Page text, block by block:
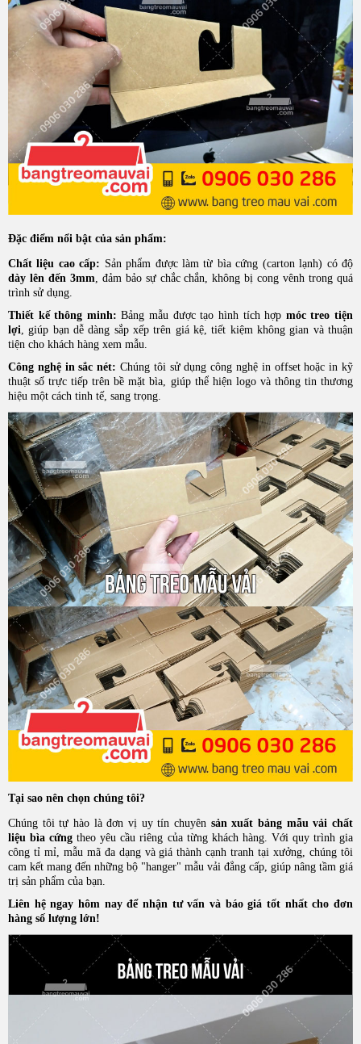
Đặc điểm nổi bật của sản phẩm:
Chất liệu cao cấp: Sản phẩm được làm từ bìa cứng (carton lạnh) có độ
dày lên đến 3mm , đảm bảo sự chắc chắn, không bị cong vênh trong quá
trình sử dụng.
Thiết kế thông minh: Bảng mẫu được tạo hình tích hợp móc treo tiện
lợi , giúp bạn dễ dàng sắp xếp trên giá kệ, tiết kiệm không gian và thuận
tiện cho khách hàng xem mẫu.
Công nghệ in sắc nét: Chúng tôi sử dụng công nghệ in offset hoặc in kỹ
thuật số trực tiếp trên bề mặt bìa, giúp thể hiện logo và thông tin thương
hiệu một cách tinh tế, sang trọng.
Tại sao nên chọn chúng tôi?
Chúng tôi tự hào là đơn vị uy tín chuyên sản xuất bảng mẫu vải chất
liệu bìa cứng theo yêu cầu riêng của từng khách hàng. Với quy trình gia
công tỉ mỉ, mẫu mã đa dạng và giá thành cạnh tranh tại xưởng, chúng tôi
cam kết mang đến những bộ "hanger" mẫu vải đẳng cấp, giúp nâng tầm giá
trị sản phẩm của bạn.
Liên hệ ngay hôm nay để nhận tư vấn và báo giá tốt nhất cho đơn
hàng số lượng lớn!